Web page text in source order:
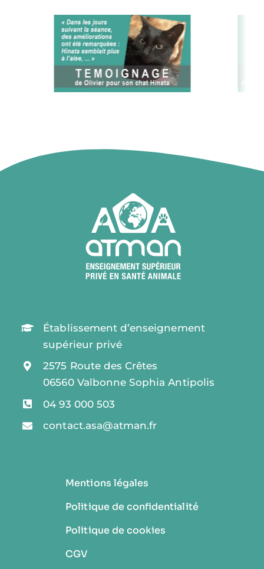
Établissement d’enseignement
supérieur privé
2575 Route des Crêtes
06560 Valbonne Sophia Antipolis
04 93 000 503
contact.asa@atman.fr
Mentions légales
Politique de confidentialité
Politique de cookies
CGV